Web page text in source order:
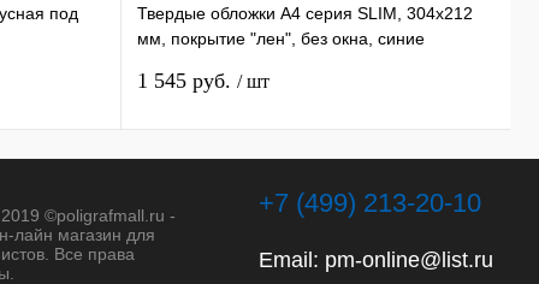
под
Твердые обложки А4 серия SLIM, 304x212
мм, покрытие "лен", без окна, синие
1 545 руб. / шт
©poligrafmall.ru -
лайн магазин для
Все права
+7 (499) 213-20-10
Email: pm-online@list.ru